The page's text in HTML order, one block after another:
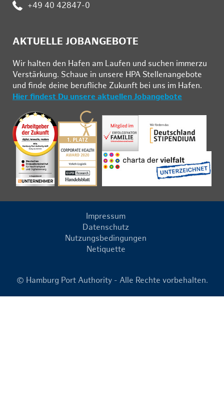
: +49 40 42847-0
AKTUELLE JOBANGEBOTE
Wir hal­ten den Ha­fen am Lau­fen und su­chen im­mer­zu
Ver­stär­kung. Schau­e in un­se­re HPA Stel­len­an­ge­bo­te
und fin­de deine be­ruf­li­che Zu­kunft bei uns im Ha­fen.
Hier findest Du unsere aktuellen Jobangebote
Impressum
Datenschutz
Nutzungsbedingungen
Netiquette
© Hamburg Port Authority - Alle Rechte vorbehalten.